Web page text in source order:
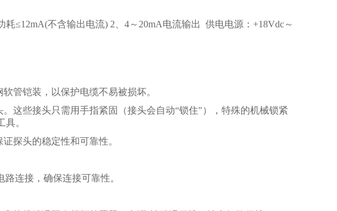
≤12mA(不含输出电流) 2、4～20mA电流输出 供电电源：+18Vdc～
管铠装，以保护电缆不易被损坏。
这些接头只需用手指紧固（接头会自动“锁住"），特殊的机械锁紧
。
探头的稳定性和可靠性。
连接，确保连接可靠性。